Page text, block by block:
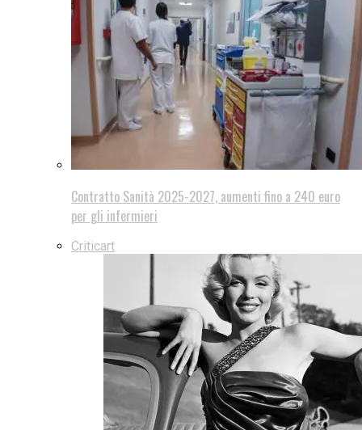
Contratto Sanità 2025-2027, aumenti fino a 240 euro
per gli infermieri
Criticart